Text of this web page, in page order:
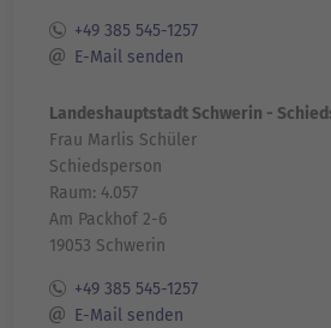
+49 385 545-1257
E-Mail senden
Landeshauptstadt Schwerin -
Frau Marlis Schüler
Schiedsperson
Raum: 4.057
Am Packhof 2-6
19053 Schwerin
+49 385 545-1257
E-Mail senden